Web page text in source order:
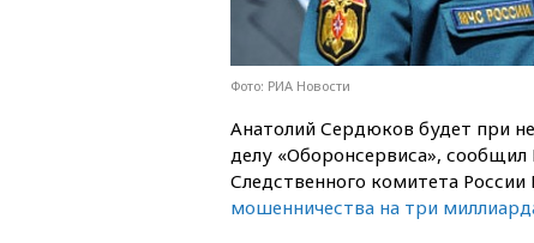
Фото: РИА Новости
Анатолий Сердюков будет при
делу «Оборонсервиса»,
Следственного комитета
мошенничества на три